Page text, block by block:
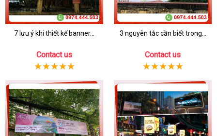
7 lưu ý khi thiết kế banner...
Contact us
3 nguyên tắc cần biết trong...
Contact us